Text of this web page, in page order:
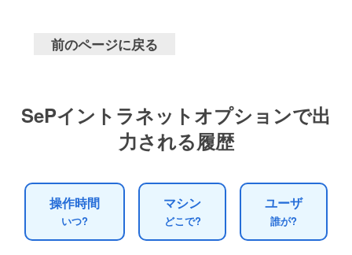
前のページに戻る
SePイントラネットオプションで出
力される履歴
操作時間
いつ?
マシン
どこで?
ユーザ
誰が?